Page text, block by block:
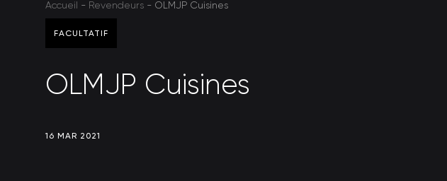
Accueil - Revendeurs - OLMJP Cuisines
FACULTATIF
OLMJP Cuisines
16 MAR 2021